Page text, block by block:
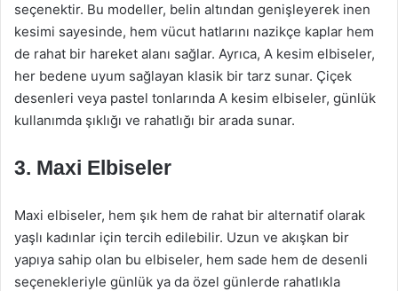
seçenektir. Bu modeller, belin altından genişleyerek inen
kesimi sayesinde, hem vücut hatlarını nazikçe kaplar hem
de rahat bir hareket alanı sağlar. Ayrıca, A kesim elbiseler,
her bedene uyum sağlayan klasik bir tarz sunar. Çiçek
desenleri veya pastel tonlarında A kesim elbiseler, günlük
kullanımda şıklığı ve rahatlığı bir arada sunar.
3. Maxi Elbiseler
Maxi elbiseler, hem şık hem de rahat bir alternatif olarak
yaşlı kadınlar için tercih edilebilir. Uzun ve akışkan bir
yapıya sahip olan bu elbiseler, hem sade hem de desenli
seçenekleriyle günlük ya da özel günlerde rahatlıkla